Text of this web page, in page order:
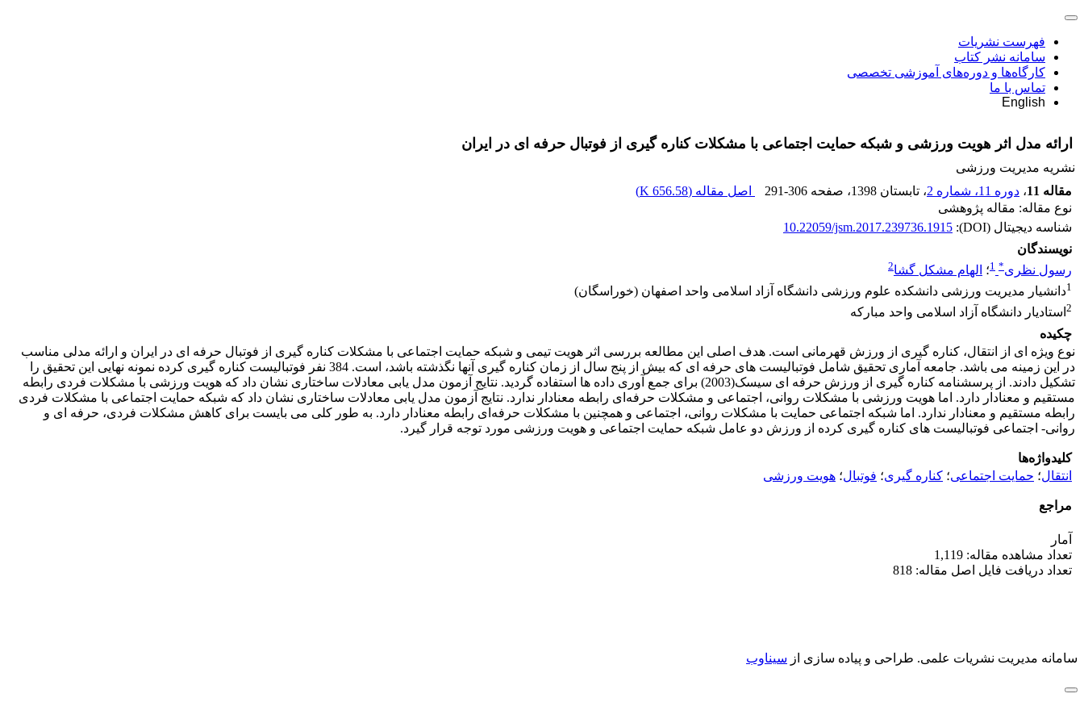
فهرست نشریات
سامانه نشر کتاب
کارگاه‌ها و دوره‌های آموزشی تخصصی
تماس با ما
English
ارائه مدل اثر هویت ورزشی و شبکه حمایت اجتماعی با مشکلات کناره گیری از فوتبال حرفه ای در ایران
نشریه مدیریت ورزشی
مقاله 11
، دوره 11، شماره 2 ، تابستان 1398 ، صفحه 291-306 اصل مقاله (656.58 K
)
نوع مقاله: مقاله پژوهشی
شناسه دیجیتال (DOI):
10.22059/jsm.2017.239736.1915
نویسندگان
رسول نظری*
1؛ الهام مشکل گشا2
1دانشیار مدیریت ورزشی دانشکده علوم ورزشی دانشگاه آزاد اسلامی واحد اصفهان (خوراسگان)
2 استادیار دانشگاه آزاد اسلامی واحد مبارکه
چکیده
نوع ویژه ای از انتقال، کناره گیری از ورزش قهرمانی است. هدف اصلی این مطالعه بررسی اثر هویت تیمی و شبکه حمایت اجتماعی با مشکلات کناره گیری از فوتبال حرفه ای در ایران و ارائه مدلی مناسب
در این زمینه می باشد. جامعه آماری تحقیق شامل فوتبالیست های حرفه ای که بیش از پنج سال از زمان کناره گیری آنها نگذشته باشد، است. 384 نفر فوتبالیست کناره گیری کرده نمونه نهایی این تحقیق را
تشکیل دادند. از پرسشنامه کناره گیری از ورزش حرفه ای سیسک(2003) برای جمع آوری داده ها استفاده گردید. نتایج آزمون مدل یابی معادلات ساختاری نشان داد که هویت ورزشی با مشکلات فردی رابطه
مستقیم و معنادار دارد. اما هویت ورزشی با مشکلات روانی، اجتماعی و مشکلات حرفه‌ای رابطه معنادار ندارد. نتایج آزمون مدل یابی معادلات ساختاری نشان داد که شبکه حمایت اجتماعی با مشکلات فردی
رابطه مستقیم و معنادار ندارد. اما شبکه اجتماعی حمایت با مشکلات روانی، اجتماعی و همچنین با مشکلات حرفه‌ای رابطه معنادار دارد. به طور کلی می بایست برای کاهش مشکلات فردی، حرفه ای و
روانی- اجتماعی فوتبالیست های کناره گیری کرده از ورزش دو عامل شبکه حمایت اجتماعی و هویت ورزشی مورد توجه قرار گیرد.
کلیدواژه‌ها
انتقال؛ حمایت اجتماعی؛ کناره گیری؛ فوتبال؛ هویت ورزشی
مراجع
آمار
تعداد مشاهده مقاله: 1,119
تعداد دریافت فایل اصل مقاله: 818
سامانه مدیریت نشریات علمی. طراحی و پیاده سازی از سیناوب